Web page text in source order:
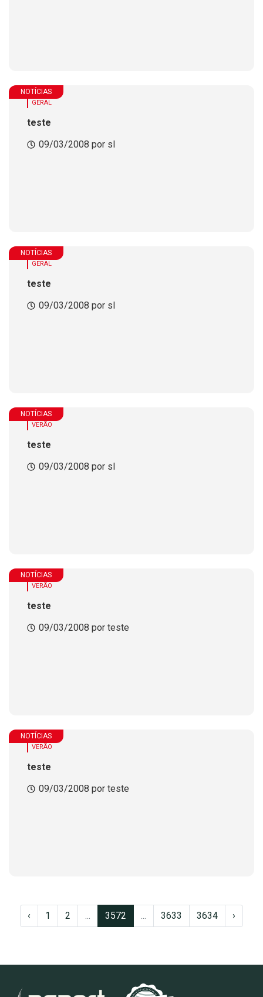
NOTÍCIAS
GERAL
teste
09/03/2008 por sl
NOTÍCIAS
GERAL
teste
09/03/2008 por sl
NOTÍCIAS
VERÃO
teste
09/03/2008 por sl
NOTÍCIAS
VERÃO
teste
09/03/2008 por teste
NOTÍCIAS
VERÃO
teste
09/03/2008 por teste
‹ 1 2 ... 3572 ... 3633 3634 ›